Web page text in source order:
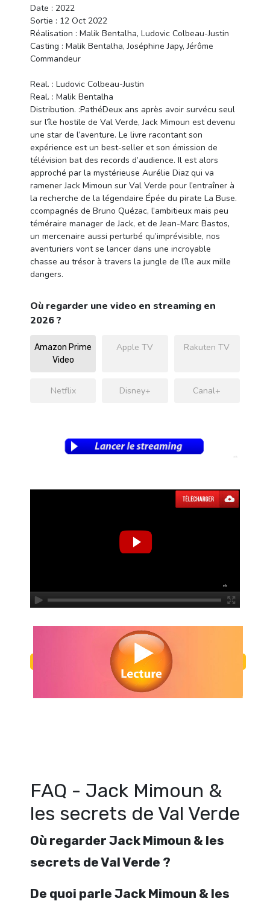
Date : 2022
Sortie : 12 Oct 2022
Réalisation : Malik Bentalha, Ludovic Colbeau-Justin
Casting : Malik Bentalha, Joséphine Japy, Jérôme
Commandeur
Real. : Ludovic Colbeau-Justin
Real. : Malik Bentalha
Distribution. :PathéDeux ans après avoir survécu seul
sur l’île hostile de Val Verde, Jack Mimoun est devenu
une star de l’aventure. Le livre racontant son
expérience est un best-seller et son émission de
télévision bat des records d’audience. Il est alors
approché par la mystérieuse Aurélie Diaz qui va
ramener Jack Mimoun sur Val Verde pour l’entraîner à
la recherche de la légendaire Épée du pirate La Buse.
ccompagnés de Bruno Quézac, l’ambitieux mais peu
téméraire manager de Jack, et de Jean-Marc Bastos,
un mercenaire aussi perturbé qu’imprévisible, nos
aventuriers vont se lancer dans une incroyable
chasse au trésor à travers la jungle de l’île aux mille
dangers.
Où regarder une video en streaming en
2026 ?
Amazon Prime
Video
Apple TV Rakuten TV
Netflix Disney+ Canal+
FAQ - Jack Mimoun &
les secrets de Val Verde
Où regarder Jack Mimoun & les
secrets de Val Verde ?
De quoi parle Jack Mimoun & les